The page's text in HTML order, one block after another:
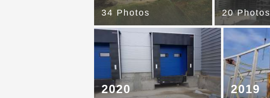
34 Photos 20 Photos
2020 2019